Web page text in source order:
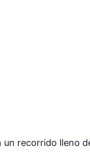
un recorrido lleno